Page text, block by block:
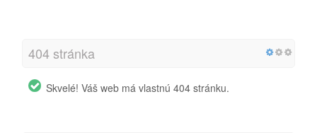
404 stránka
Skvelé! Váš web má vlastnú 404 stránku.